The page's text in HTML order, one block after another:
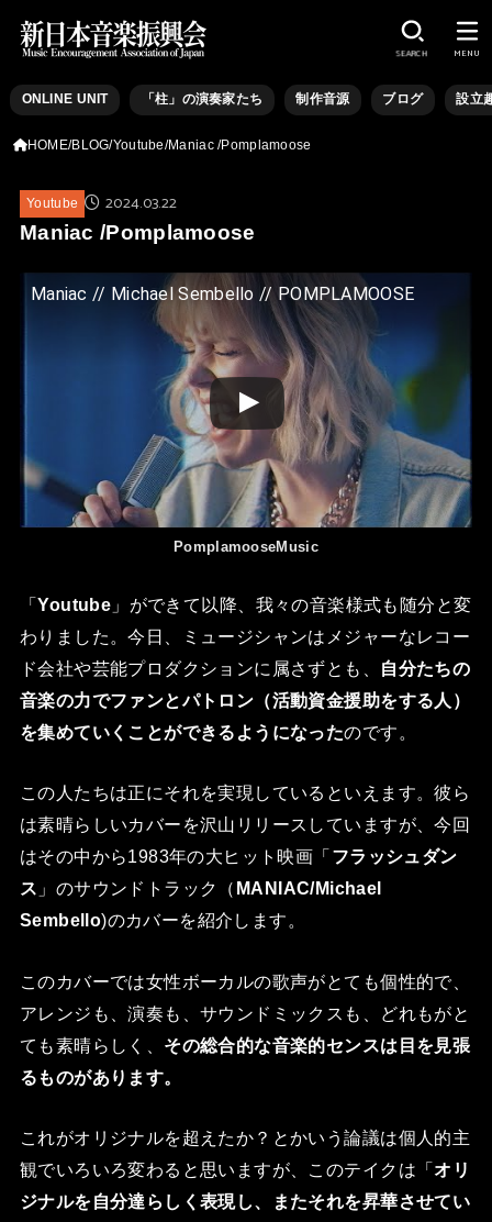
ONLINE UNIT 「柱」の演奏家たち 制作音源 ブログ 設立
SEARCH MENU
HOME BLOG Youtube Maniac /Pomplamoose
Youtube 2024.03.22
Maniac /Pomplamoose
Maniac // Michael Sembello // POMPLAMOOSE
PomplamooseMusic
「Youtube 」ができて以降、我々の音楽様式も随分と変
わりました。今日、ミュージシャンはメジャーなレコー
ド会社や芸能プロダクションに属さずとも、
自分たちの
音楽の力でファンとパトロン（活動資金援助をする人）
を集めていくことができるようになったのです。
この人たちは正にそれを実現しているといえます。彼ら
は素晴らしいカバーを沢山リリースしていますが、今回
はその中から1983年の大ヒット映画「 フラッシュダン
ス 」のサウンドトラック（ MANIAC/Michael
Sembello)のカバーを紹介します。
このカバーでは女性ボーカルの歌声がとても個性的で、
アレンジも、演奏も、サウンドミックスも、どれもがと
ても素晴らしく、 その総合的な音楽的センスは目を見張
るものがあります。
これがオリジナルを超えたか？とかいう論議は個人的主
観でいろいろ変わると思いますが、このテイクは「オリ
ジナルを自分達らしく表現し、またそれを昇華させてい